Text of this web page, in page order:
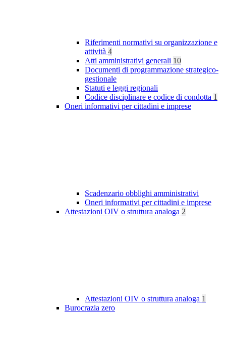
Riferimenti normativi su organizzazione e
attività 4
Atti amministrativi generali 10
Documenti di programmazione strategico-
gestionale
Statuti e leggi regionali
Codice disciplinare e codice di condotta 1
Oneri informativi per cittadini e imprese
Scadenzario obblighi amministrativi
Oneri informativi per cittadini e imprese
Attestazioni OIV o struttura analoga 2
Attestazioni OIV o struttura analoga 1
Burocrazia zero